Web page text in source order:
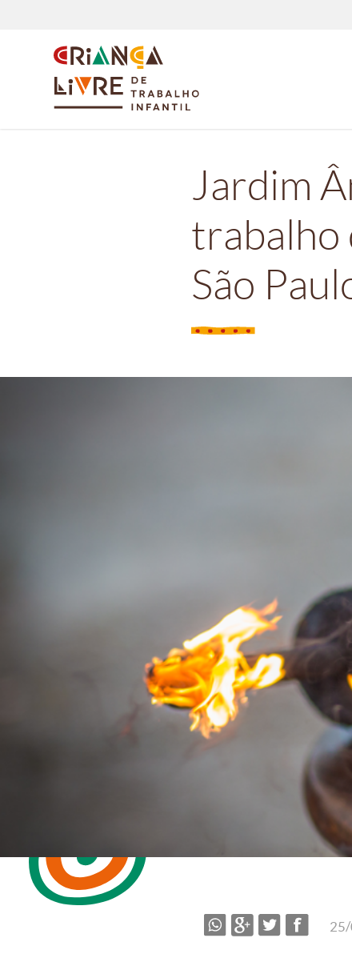
Jardim
trabalho
São